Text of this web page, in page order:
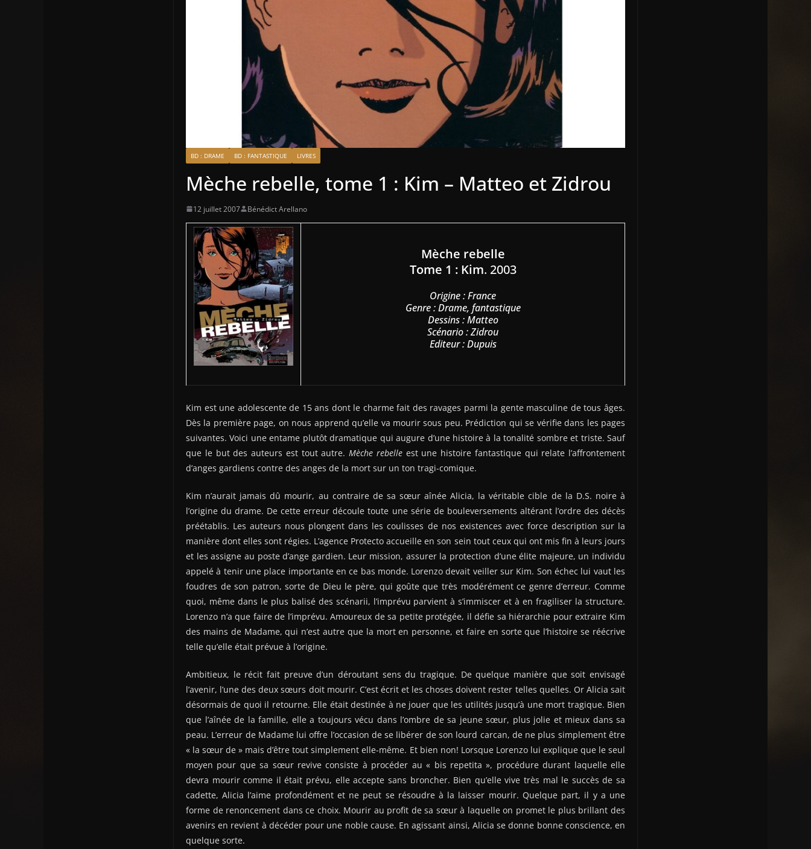
BD : DRAME BD : FANTASTIQUE LIVRES
Mèche rebelle, tome 1 : Kim – Matteo et Zidrou
12 juillet 2007 Bénédict Arellano
Mèche rebelle
Tome 1 : Kim. 2003
Origine : France
Genre : Drame, fantastique
Dessins : Matteo
Scénario : Zidrou
Editeur : Dupuis
Kim est une adolescente de 15 ans dont le charme fait des ravages parmi la gente masculine de tous âges.
Dès la première page, on nous apprend qu’elle va mourir sous peu. Prédiction qui se vérifie dans les pages
suivantes. Voici une entame plutôt dramatique qui augure d’une histoire à la tonalité sombre et triste. Sauf
que le but des auteurs est tout autre. Mèche rebelleest une histoire fantastique qui relate l’affrontement
d’anges gardiens contre des anges de la mort sur un ton tragi-comique.
Kim n’aurait jamais dû mourir, au contraire de sa sœur aînée Alicia, la véritable cible de la D.S. noire à
l’origine du drame. De cette erreur découle toute une série de bouleversements altérant l’ordre des décès
préétablis. Les auteurs nous plongent dans les coulisses de nos existences avec force description sur la
manière dont elles sont régies. L’agence Protecto accueille en son sein tout ceux qui ont mis fin à leurs jours
et les assigne au poste d’ange gardien. Leur mission, assurer la protection d’une élite majeure, un individu
appelé à tenir une place importante en ce bas monde. Lorenzo devait veiller sur Kim. Son échec lui vaut les
foudres de son patron, sorte de Dieu le père, qui goûte que très modérément ce genre d’erreur. Comme
quoi, même dans le plus balisé des scénarii, l’imprévu parvient à s’immiscer et à en fragiliser la structure.
Lorenzo n’a que faire de l’imprévu. Amoureux de sa petite protégée, il défie sa hiérarchie pour extraire Kim
des mains de Madame, qui n’est autre que la mort en personne, et faire en sorte que l’histoire se réécrive
telle qu’elle était prévue à l’origine.
Ambitieux, le récit fait preuve d’un déroutant sens du tragique. De quelque manière que soit envisagé
l’avenir, l’une des deux sœurs doit mourir. C’est écrit et les choses doivent rester telles quelles. Or Alicia sait
désormais de quoi il retourne. Elle était destinée à ne jouer que les utilités jusqu’à une mort tragique. Bien
que l’aînée de la famille, elle a toujours vécu dans l’ombre de sa jeune sœur, plus jolie et mieux dans sa
peau. L’erreur de Madame lui offre l’occasion de se libérer de son lourd carcan, de ne plus simplement être
« la sœur de » mais d’être tout simplement elle-même. Et bien non! Lorsque Lorenzo lui explique que le seul
moyen pour que sa sœur revive consiste à procéder au « bis repetita », procédure durant laquelle elle
devra mourir comme il était prévu, elle accepte sans broncher. Bien qu’elle vive très mal le succès de sa
cadette, Alicia l’aime profondément et ne peut se résoudre à la laisser mourir. Quelque part, il y a une
forme de renoncement dans ce choix. Mourir au profit de sa sœur à laquelle on promet le plus brillant des
avenirs en revient à décéder pour une noble cause. En agissant ainsi, Alicia se donne bonne conscience, en
quelque sorte.